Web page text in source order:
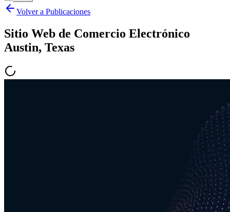
Volver a Publicaciones
Sitio Web de Comercio Electrónico
Austin, Texas